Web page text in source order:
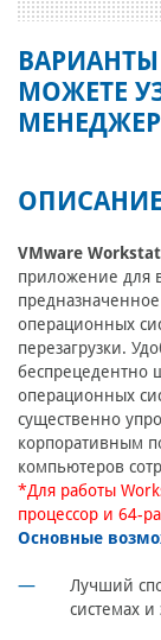
МОЖЕТЕ
VMware
приложение для
операционных
перезагрузки.
беспрецедентно
операционных
существенно
корпоративным
компьютеров
*Для работы
процессор и 64-
Основные
Лучший
системах и